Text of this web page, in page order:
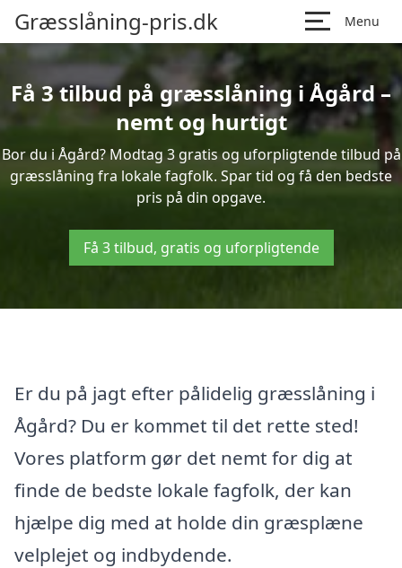
Græsslåning-pris.dk Menu
Få 3 tilbud på græsslåning i Ågård –
nemt og hurtigt
Bor du i Ågård? Modtag 3 gratis og uforpligtende tilbud på
græsslåning fra lokale fagfolk. Spar tid og få den bedste
pris på din opgave.
Få 3 tilbud, gratis og uforpligtende
Er du på jagt efter pålidelig græsslåning i
Ågård? Du er kommet til det rette sted!
Vores platform gør det nemt for dig at
finde de bedste lokale fagfolk, der kan
hjælpe dig med at holde din græsplæne
velplejet og indbydende.